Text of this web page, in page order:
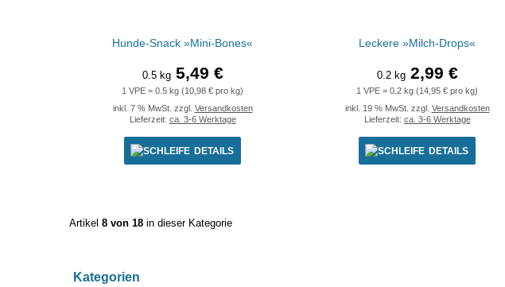
Hunde-Snack »Mini-Bones«
0.5 kg 5,49 €
1 VPE = 0.5 kg (10,98 € pro kg)
inkl. 7 % MwSt. zzgl. Versandkosten
Lieferzeit: ca. 3-6 Werktage
DETAILS
Leckere »Milch-Drops«
0.2 kg 2,99 €
1 VPE = 0.2 kg (14,95 € pro kg)
inkl. 19 % MwSt. zzgl. Versandkosten
Lieferzeit: ca. 3-6 Werktage
DETAILS
Artikel 8 von 18 in dieser Kategorie
Kategorien